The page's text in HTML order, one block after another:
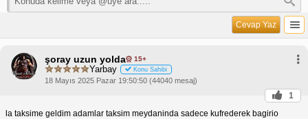
Cevap Yaz
şoray uzun yolda 15+
Yarbay Konu Sahibi
18 Mayıs 2025 Pazar 19:50:50 (44040 mesaj)
1
la taksime geldim adamlar taksim meydaninda sadece kufrederek bagirio